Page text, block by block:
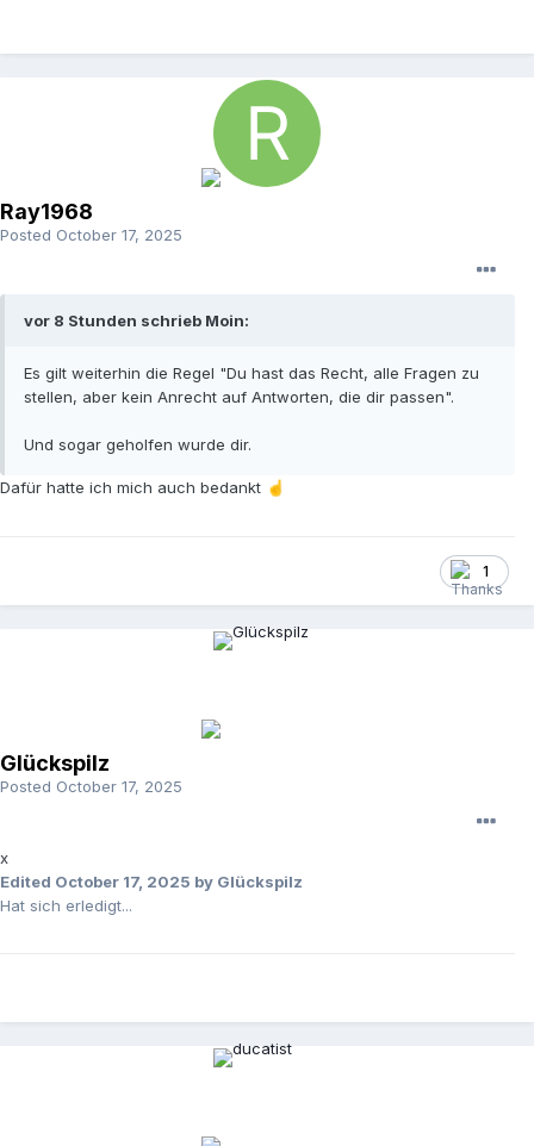
Ray1968
Posted October 17, 2025
vor 8 Stunden schrieb Moin:
Es gilt weiterhin die Regel "Du hast das Recht, alle Fragen zu
stellen, aber kein Anrecht auf Antworten, die dir passen".
Und sogar geholfen wurde dir.
Dafür hatte ich mich auch bedankt ☝️
1
Glückspilz
Posted October 17, 2025
x
Edited October 17, 2025 by Glückspilz
Hat sich erledigt...